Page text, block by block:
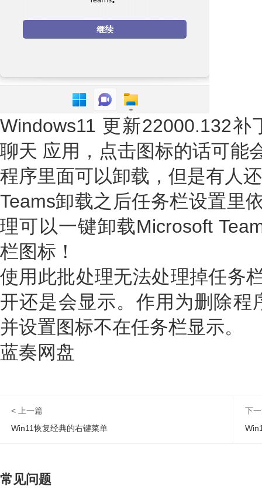
Windows11 更新22000.132
聊天 应用，点击图标的话可能
程序里面可以卸载，但是有人
Teams卸载之后任务栏设置里
理可以一键卸载Microsoft
栏图标！
使用此批处理无法处理掉任务
开还是会显示。作用为删除程
并设置图标不在任务栏显示。
蓝奏网盘
< 上一篇
Win11恢复经典的右键菜单
下
常见问题